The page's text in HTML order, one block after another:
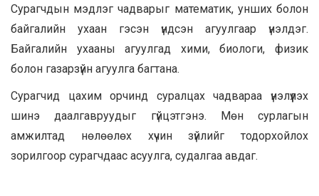
Сурагчдын мэдлэг чадварыг математик, унших болон
байгалийн ухаан гэсэн үндсэн агуулгаар үнэлдэг.
Байгалийн ухааны агуулгад хими, биологи, физик
болон газарзүйн агуулга багтана.
Сурагчид цахим орчинд суралцах чадвараа үнэлүүлэх
шинэ даалгавруудыг гүйцэтгэнэ. Мөн сурлагын
амжилтад нөлөөлөх хүчин зүйлийг тодорхойлох
зорилгоор сурагчдаас асуулга, судалгаа авдаг.